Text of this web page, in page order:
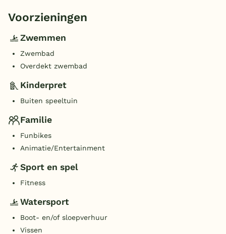
Voorzieningen
Zwemmen
Zwembad
Overdekt zwembad
Kinderpret
Buiten speeltuin
Familie
Funbikes
Animatie/Entertainment
Sport en spel
Fitness
Watersport
Boot- en/of sloepverhuur
Vissen